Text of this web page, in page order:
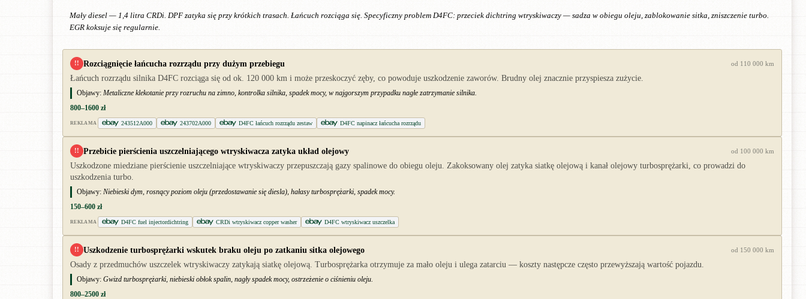
Mały diesel — 1,4 litra CRDi. DPF zatyka się przy krótkich trasach. Łańcuch rozciąga się. Specyficzny problem D4FC: przeciek dichtring wtryskiwaczy — sadza w obiegu oleju, zablokowanie sitka, zniszczenie turbo.
EGR koksuje się regularnie.
!! Rozciągnięcie łańcucha rozrządu przy dużym przebiegu od 110 000 km
Łańcuch rozrządu silnika D4FC rozciąga się od ok. 120 000 km i może przeskoczyć zęby, co powoduje uszkodzenie zaworów. Brudny olej znacznie przyspiesza zużycie.
Objawy: Metaliczne klekotanie przy rozruchu na zimno, kontrolka silnika, spadek mocy, w najgorszym przypadku nagłe zatrzymanie silnika.
800–1600 zł
REKLAMA 243512A000 243702A000 D4FC łańcuch rozrządu zestaw D4FC napinacz łańcucha rozrządu
!! Przebicie pierścienia uszczelniającego wtryskiwacza zatyka układ olejowy od 100 000 km
Uszkodzone miedziane pierścienie uszczelniające wtryskiwaczy przepuszczają gazy spalinowe do obiegu oleju. Zakoksowany olej zatyka siatkę olejową i kanał olejowy turbosprężarki, co prowadzi do
uszkodzenia turbo.
Objawy: Niebieski dym, rosnący poziom oleju (przedostawanie się diesla), hałasy turbosprężarki, spadek mocy.
150–600 zł
REKLAMA D4FC fuel injectordichtring CRDi wtryskiwacz copper washer D4FC wtryskiwacz uszczelka
!! Uszkodzenie turbosprężarki wskutek braku oleju po zatkaniu sitka olejowego od 150 000 km
Osady z przedmuchów uszczelek wtryskiwaczy zatykają siatkę olejową. Turbosprężarka otrzymuje za mało oleju i ulega zatarciu — koszty następcze często przewyższają wartość pojazdu.
Objawy: Gwizd turbosprężarki, niebieski obłok spalin, nagły spadek mocy, ostrzeżenie o ciśnieniu oleju.
800–2500 zł